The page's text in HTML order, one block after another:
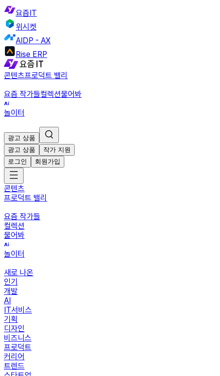
요즘IT
위시켓
AIDP - AX
Rise ERP
콘텐츠프로덕트 밸리
요즘 작가들컬렉션물어봐
놀이터
광고 상품
광고 상품
작가 지원
로그인
회원가입
콘텐츠
프로덕트 밸리
요즘 작가들
컬렉션
물어봐
놀이터
새로 나온
인기
개발
AI
IT서비스
기획
디자인
비즈니스
프로덕트
커리어
트렌드